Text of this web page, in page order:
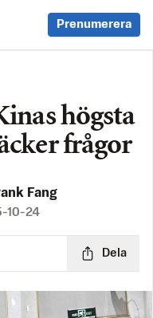
Prenumerera
högsta
frågor
Fang
10-24
Dela